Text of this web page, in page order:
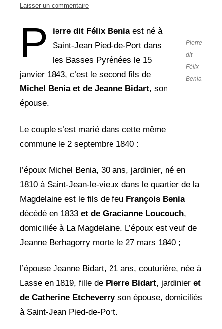
Laisser un commentaire
Pierre
dit
Félix
Benia
P ierre dit Félix Benia est né à
Saint-Jean Pied-de-Port dans
les Basses Pyrénées le 15
janvier 1843, c’est le second fils de
Michel Benia et de Jeanne Bidart, son
épouse.
Le couple s’est marié dans cette même
commune le 2 septembre 1840 :
l’époux Michel Benia, 30 ans, jardinier, né en
1810 à Saint-Jean-le-vieux dans le quartier de la
Magdelaine est le fils de feu François Benia
décédé en 1833 et de Gracianne Loucouch,
domiciliée à La Magdelaine. L’époux est veuf de
Jeanne Berhagorry morte le 27 mars 1840 ;
l’épouse Jeanne Bidart, 21 ans, couturière, née à
Lasse en 1819, fille de Pierre Bidart, jardinier et
de Catherine Etcheverry son épouse, domiciliés
à Saint-Jean Pied-de-Port.